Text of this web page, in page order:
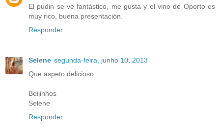
El pudin se ve fantástico, me gusta y el vino de Oporto es
muy rico, buena presentación.
Responder
Selene segunda-feira, junho 10, 2013
Que aspeto delicioso
Beijinhos
Selene
Responder